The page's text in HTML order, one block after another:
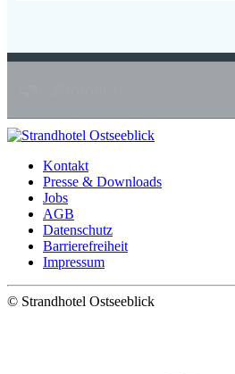
Kontakt
Presse & Downloads
Jobs
AGB
Datenschutz
Barrierefreiheit
Impressum
© Strandhotel Ostseeblick